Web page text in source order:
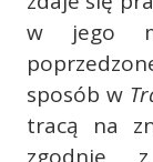
w jego
sposób w
tracą na
zgodnie